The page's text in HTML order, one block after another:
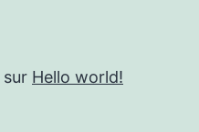
sur Hello world!